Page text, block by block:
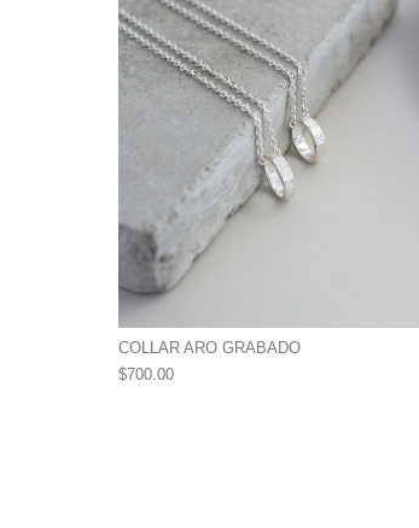
COLLAR ARO GRABADO
$700.00